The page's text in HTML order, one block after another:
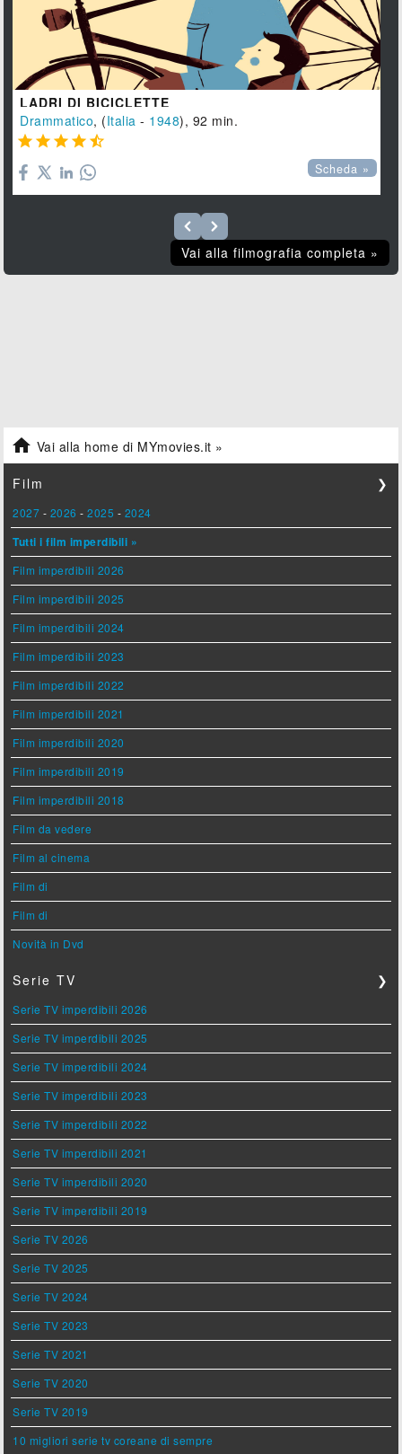
LADRI DI BICICLETTE
Drammatico, (Italia - 1948), 92 min.
    
Scheda »
Vai alla filmografia completa »
 Vai alla home di MYmovies.it »
Film ❯
2027 - 2026 -2025 - 2024
Tutti i film imperdibili »
Film imperdibili 2026
Film imperdibili 2025
Film imperdibili 2024
Film imperdibili 2023
Film imperdibili 2022
Film imperdibili 2021
Film imperdibili 2020
Film imperdibili 2019
Film imperdibili 2018
Film da vedere
Film al cinema
Film di
Film di
Novità in Dvd
Serie TV ❯
Serie TV imperdibili 2026
Serie TV imperdibili 2025
Serie TV imperdibili 2024
Serie TV imperdibili 2023
Serie TV imperdibili 2022
Serie TV imperdibili 2021
Serie TV imperdibili 2020
Serie TV imperdibili 2019
Serie TV 2026
Serie TV 2025
Serie TV 2024
Serie TV 2023
Serie TV 2021
Serie TV 2020
Serie TV 2019
10 migliori serie tv coreane di sempre